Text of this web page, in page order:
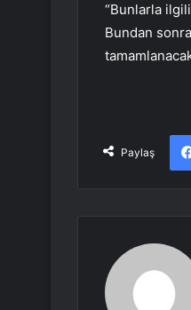
“Bunlarla
Bundan
Paylaş